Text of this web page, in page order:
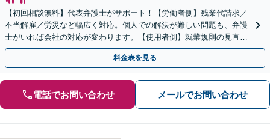
【初回相談無料】代表弁護士がサポート！【労働者側】残業代請求／
不当解雇／労災など幅広く対応。個人での解決が難しい問題も、弁護
士がいれば会社の対応が変わります。【使用者側】就業規則の見直し
やハラスメント対策もお任せください【法テラス利用可能】
料金表を見る
電話でお問い合わせ メールでお問い合わせ